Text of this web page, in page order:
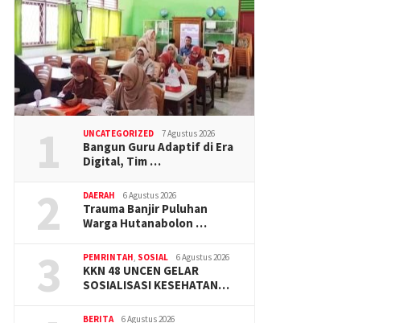
1 UNCATEGORIZED 7 Agustus 2026
Bangun Guru Adaptif di Era
Digital, Tim …
2 DAERAH 6 Agustus 2026
Trauma Banjir Puluhan
Warga Hutanabolon …
3 PEMRINTAH, SOSIAL 6 Agustus 2026
KKN 48 UNCEN GELAR
SOSIALISASI KESEHATAN…
BERITA 6 Agustus 2026